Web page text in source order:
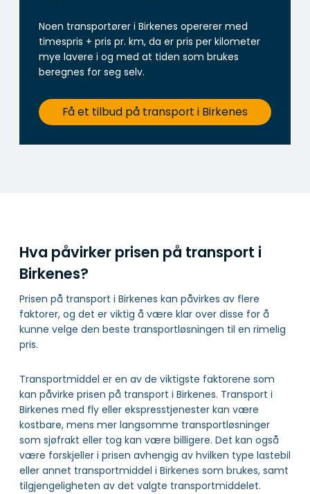
Noen transportører i Birkenes opererer med
timespris + pris pr. km, da er pris per kilometer
mye lavere i og med at tiden som brukes
beregnes for seg selv.
Få et tilbud på transport i Birkenes
Hva påvirker prisen på transport i
Birkenes?
Prisen på transport i Birkenes kan påvirkes av flere
faktorer, og det er viktig å være klar over disse for å
kunne velge den beste transportløsningen til en rimelig
pris.
Transportmiddel er en av de viktigste faktorene som
kan påvirke prisen på transport i Birkenes. Transport i
Birkenes med fly eller ekspresstjenester kan være
kostbare, mens mer langsomme transportløsninger
som sjøfrakt eller tog kan være billigere. Det kan også
være forskjeller i prisen avhengig av hvilken type lastebil
eller annet transportmiddel i Birkenes som brukes, samt
tilgjengeligheten av det valgte transportmiddelet.